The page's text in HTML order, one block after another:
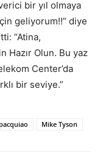
bir yıl olmaya
geliyorum!!” diye
“Atina,
Hazır Olun. Bu yaz
Center’da
bir seviye.”
Mike Tyson